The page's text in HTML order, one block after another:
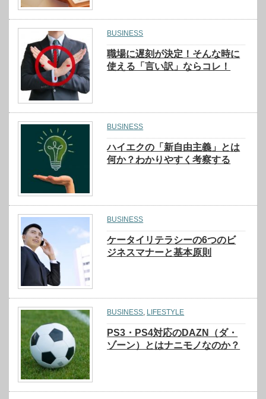
BUSINESS
職場に遅刻が決定！そんな時に
使える「言い訳」ならコレ！
BUSINESS
ハイエクの「新自由主義」とは
何か？わかりやすく考察する
BUSINESS
ケータイリテラシーの6つのビ
ジネスマナーと基本原則
BUSINESS, LIFESTYLE
PS3・PS4対応のDAZN（ダ・
ゾーン）とはナニモノなのか？